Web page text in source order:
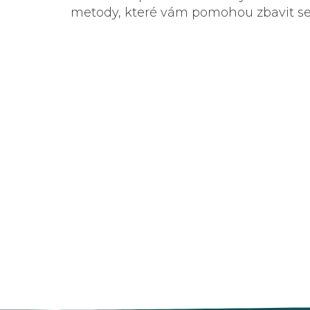
metody, které vám pomohou zbavit se